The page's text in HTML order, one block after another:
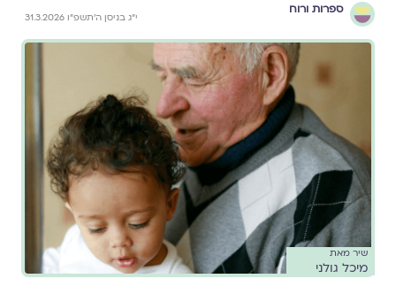
ספרות ורוח
י״ג בניסן ה׳תשפ״ו 31.3.2026
שיר מאת
מיכל גולני